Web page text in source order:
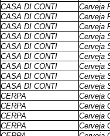
CASA DI CONTI
Cerveja
CASA DI CONTI
Cerveja
CASA DI CONTI
Cerveja
CASA DI CONTI
Cerveja
CASA DI CONTI
Cerveja
CASA DI CONTI
Cerveja
CASA DI CONTI
Cerveja
CASA DI CONTI
Cerveja
CASA DI CONTI
Cerveja
CERPA
Cerveja
CERPA
Cerveja
CERPA
Cerveja
CERPA
Cerveja